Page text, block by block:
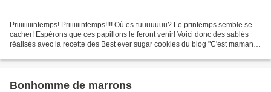
Priiiiiiiiintemps! Priiiiiiintemps!!!! Où es-tuuuuuuu? Le printemps semble se
cacher! Espérons que ces papillons le feront venir! Voici donc des sablés
réalisés avec la recette des Best ever sugar cookies du blog "C'est maman
Bonhomme de marrons